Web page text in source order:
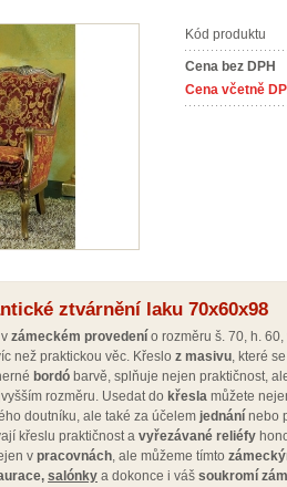
Kód produktu
Cena bez DPH
Cena včetně
ztvárnění laku 70x60x98
v zámeckém provedení o rozměru š. 70, h.
než praktickou věc. Křeslo z masivu, které
bordó barvě, splňuje nejen praktičnost,
rozměru. Usedat do křesla můžete
doutníku, ale také za účelem jednání nebo
křeslu praktičnost a vyřezávané reliéfy
v pracovnách, ale můžeme tímto
salónky a dokonce i váš soukromí